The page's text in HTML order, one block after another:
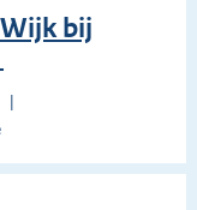
bij